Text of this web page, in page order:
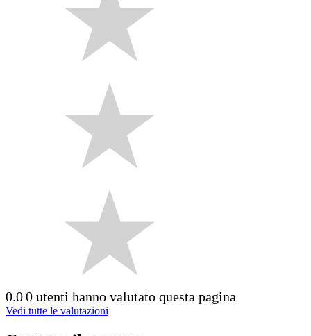
0.00 utenti hanno valutato questa pagina
Vedi tutte le valutazioni